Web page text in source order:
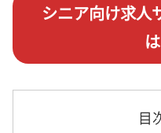
シニア向け求人
目